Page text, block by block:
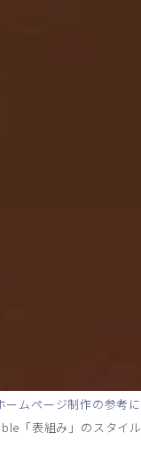
ームページ制作の参考に
「表組み」のスタイル